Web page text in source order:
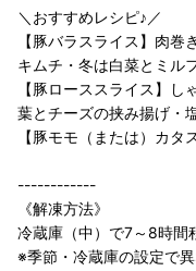
＼おすすめレシピ♪／
【豚バラスライス】肉
キムチ・冬は白菜とミル
【豚ローススライス】
葉とチーズの挟み揚げ・
【豚モモ（または）カ
------------
《解凍方法》
冷蔵庫（中）で7～8時間
※季節・冷蔵庫の設定で異